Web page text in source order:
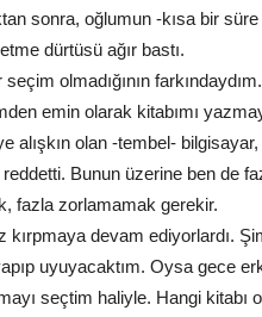
sonra, oğlumun -kısa bir
dürtüsü ağır bastı.
olmadığının
emin olarak kitabımı
alışkın olan -tembel-
Bunun üzerine ben de
fazla zorlamamak gerekir.
kırpmaya devam ediyorlardı.
uyuyacaktım. Oysa gece
seçtim haliyle. Hangi kitabı